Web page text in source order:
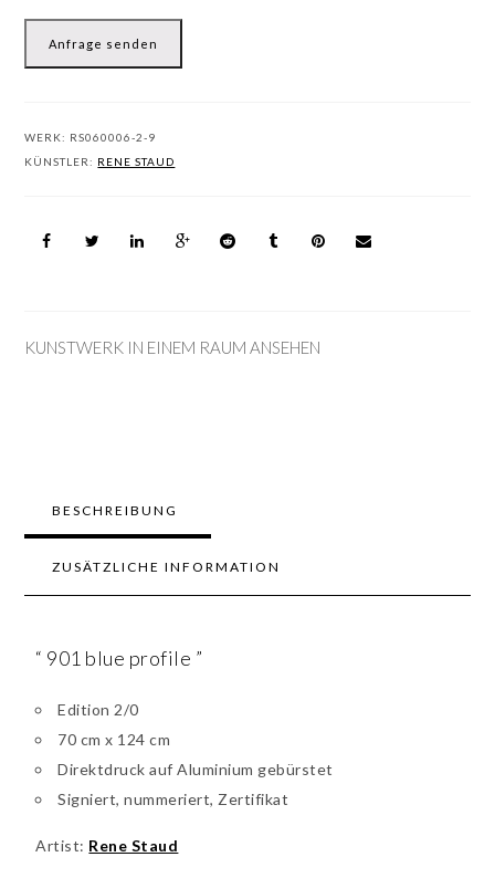
Anfrage senden
WERK: RS060006-2-9
KÜNSTLER: RENE STAUD
KUNSTWERK IN EINEM RAUM ANSEHEN
BESCHREIBUNG
ZUSÄTZLICHE INFORMATION
“ 901 blue profile ”
Edition 2/0
70 cm x 124 cm
Direktdruck auf Aluminium gebürstet
Signiert, nummeriert, Zertifikat
Artist: Rene Staud